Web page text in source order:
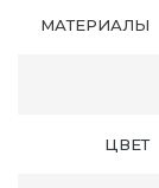
МАТЕРИАЛЫ
ЦВЕТ